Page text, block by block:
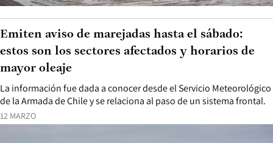
12 MARZO
La información fue dada a conocer desde el Servicio Meteorológico
de la Armada de Chile y se relaciona al paso de un sistema frontal.
Emiten aviso de marejadas hasta el sábado:
estos son los sectores afectados y horarios de
mayor oleaje